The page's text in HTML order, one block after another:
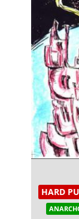
HARD